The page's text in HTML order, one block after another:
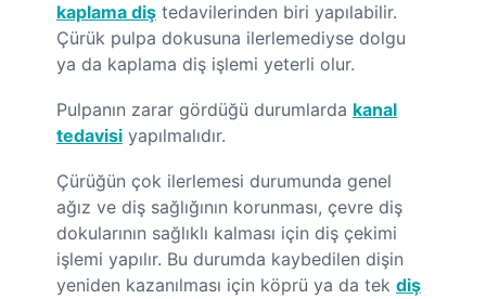
kaplama diş tedavilerinden biri yapılabilir.
Çürük pulpa dokusuna ilerlemediyse dolgu
ya da kaplama diş işlemi yeterli olur.
Pulpanın zarar gördüğü durumlarda kanal
tedavisi yapılmalıdır.
Çürüğün çok ilerlemesi durumunda genel
ağız ve diş sağlığının korunması, çevre diş
dokularının sağlıklı kalması için diş çekimi
işlemi yapılır. Bu durumda kaybedilen dişin
yeniden kazanılması için köprü ya da tek diş